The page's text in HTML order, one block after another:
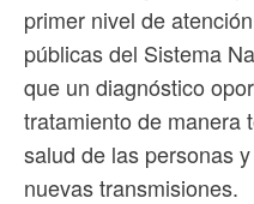
primer nivel de
públicas del Sistema
que un diagnóstico
tratamiento de manera
salud de las personas
nuevas transmisiones.